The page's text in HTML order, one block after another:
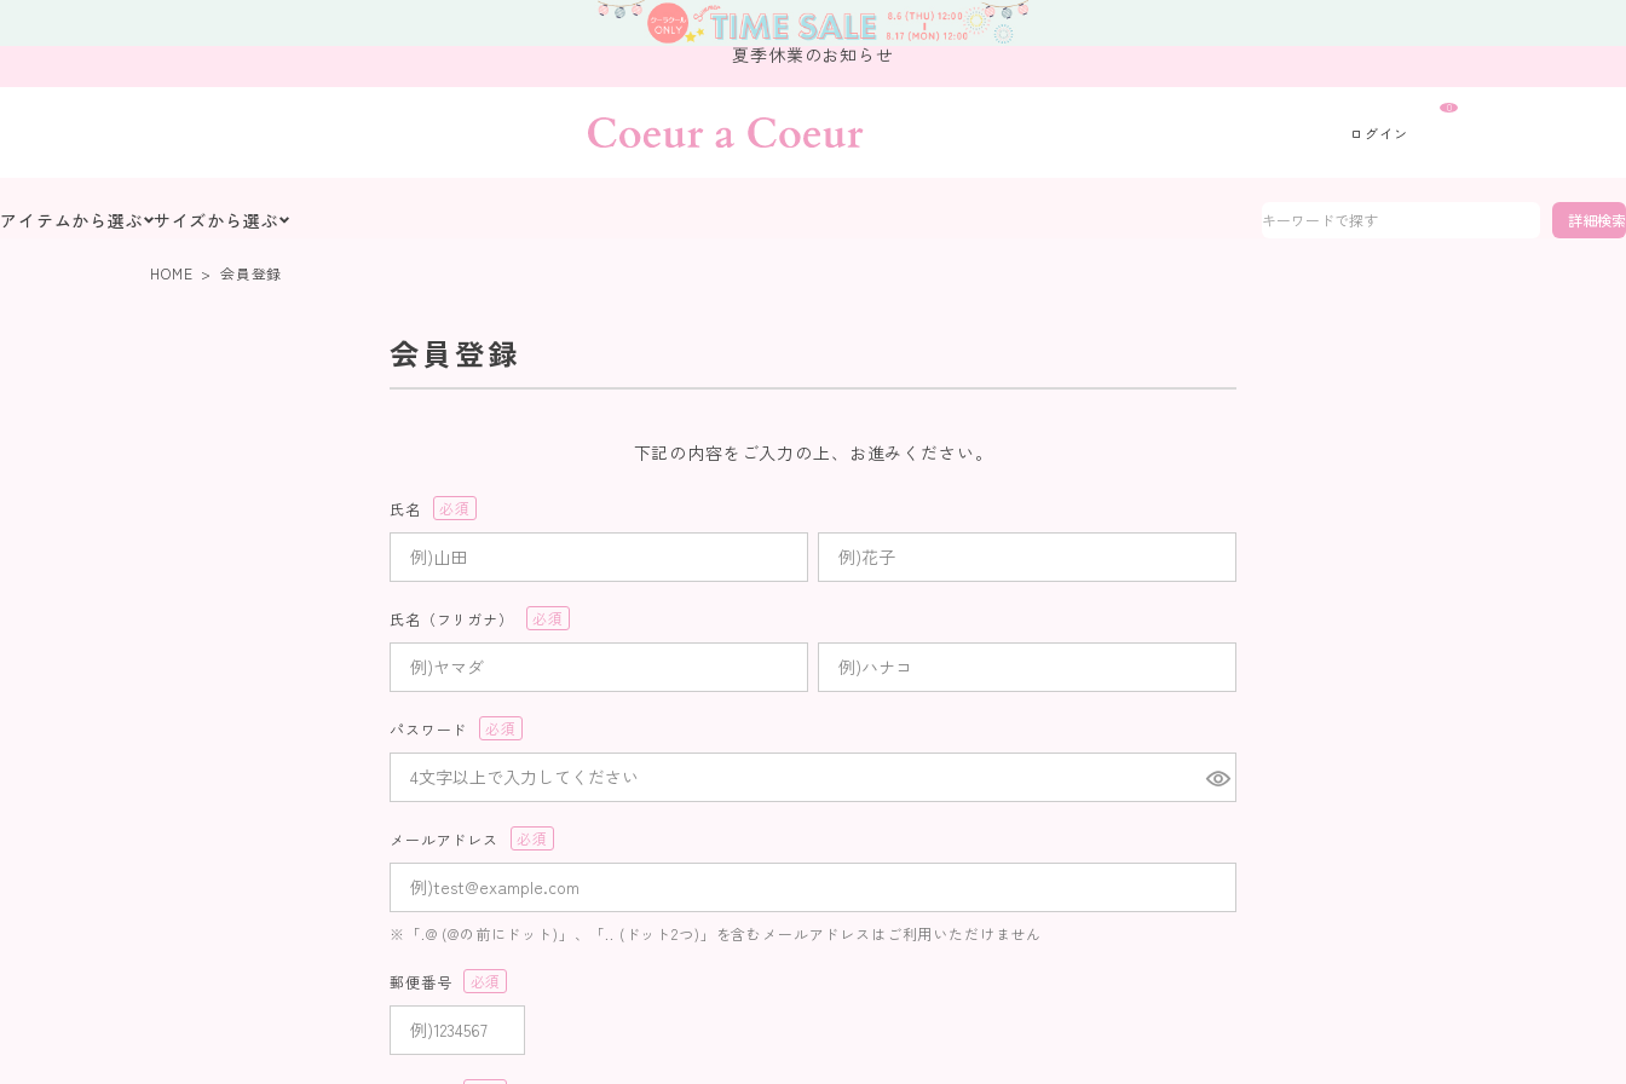
夏季休業のお知らせ
0
アイテムから選ぶ サイズから選ぶ 詳細検索
HOME 会員登録
会員登録
下記の内容をご入力の上、お進みください。
氏名
(必
須)
氏名（フリガナ）
(必
パスワード
(必
須)
メールアドレス
(必
須)
※「.@ (@の前にドット)」、「.. (ドット2つ)」を含むメールアドレスはご利用いただけません
郵便番号
(必
須)